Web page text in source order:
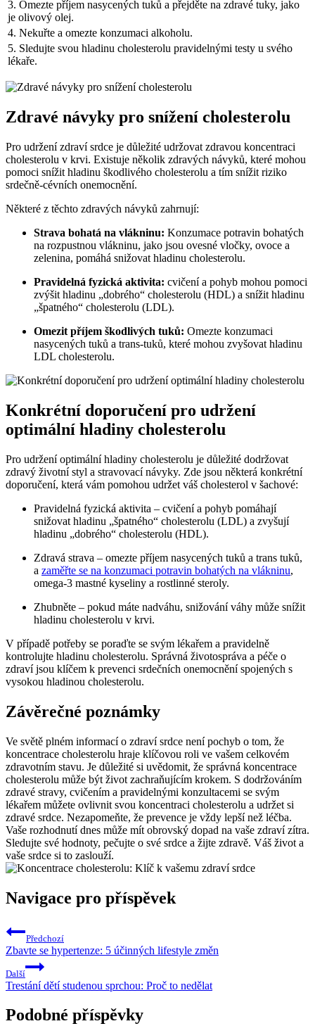
3. Omezte příjem nasycených tuků a přejděte na zdravé tuky, jako
je olivový olej.
4. Nekuřte a omezte konzumaci alkoholu.
5. Sledujte svou hladinu cholesterolu pravidelnými testy u svého
lékaře.
Zdravé návyky pro snížení cholesterolu
Pro udržení zdraví srdce je důležité udržovat zdravou koncentraci
cholesterolu v krvi. Existuje několik zdravých návyků, které mohou
pomoci snížit hladinu škodlivého cholesterolu a tím snížit riziko
srdečně-cévních onemocnění.
Některé z těchto zdravých návyků zahrnují:
Strava bohatá na vlákninu: Konzumace potravin bohatých
na rozpustnou vlákninu, jako jsou ovesné vločky, ovoce a
zelenina, pomáhá snižovat hladinu cholesterolu.
Pravidelná fyzická aktivita: cvičení a pohyb mohou pomoci
zvýšit hladinu „dobrého“ cholesterolu (HDL) a snížit hladinu
„špatného“ cholesterolu (LDL).
Omezit příjem škodlivých tuků: Omezte konzumaci
nasycených tuků a trans-tuků, které mohou zvyšovat hladinu
LDL cholesterolu.
Konkrétní doporučení pro udržení
optimální hladiny cholesterolu
Pro udržení optimální hladiny cholesterolu je důležité dodržovat
zdravý životní styl a stravovací návyky. Zde jsou některá konkrétní
doporučení, která vám pomohou udržet váš cholesterol v šachové:
Pravidelná fyzická aktivita – cvičení a pohyb pomáhají
snižovat hladinu „špatného“ cholesterolu (LDL) a zvyšují
hladinu „dobrého“ cholesterolu (HDL).
Zdravá strava – omezte příjem nasycených tuků a trans tuků,
a zaměřte se na konzumaci potravin bohatých na vlákninu,
omega-3 mastné kyseliny a rostlinné steroly.
Zhubněte – pokud máte nadváhu, snižování váhy může snížit
hladinu cholesterolu v krvi.
V případě potřeby se poraďte se svým lékařem a pravidelně
kontrolujte hladinu cholesterolu. Správná životospráva a péče o
zdraví jsou klíčem k prevenci srdečních onemocnění spojených s
vysokou hladinou cholesterolu.
Závěrečné poznámky
Ve světě plném informací o zdraví srdce není pochyb o tom, že
koncentrace cholesterolu hraje klíčovou roli ve vašem celkovém
zdravotním stavu. Je důležité si uvědomit, že správná koncentrace
cholesterolu může být život zachraňujícím krokem. S dodržováním
zdravé stravy, cvičením a pravidelnými konzultacemi se svým
lékařem můžete ovlivnit svou koncentraci cholesterolu a udržet si
zdravé srdce. Nezapomeňte, že prevence je vždy lepší než léčba.
Vaše rozhodnutí dnes může mít obrovský dopad na vaše zdraví zítra.
Sledujte své hodnoty, pečujte o své srdce a žijte zdravě. Váš život a
vaše srdce si to zaslouží.
Navigace pro příspěvek
Předchozí
Zbavte se hypertenze: 5 účinných lifestyle změn
Další
Trestání dětí studenou sprchou: Proč to nedělat
Podobné příspěvky